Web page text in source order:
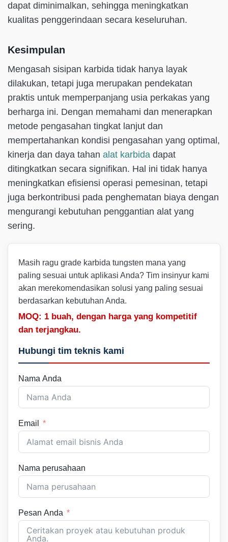
dapat diminimalkan, sehingga meningkatkan
kualitas penggerindaan secara keseluruhan.
Kesimpulan
Mengasah sisipan karbida tidak hanya layak
dilakukan, tetapi juga merupakan pendekatan
praktis untuk memperpanjang usia perkakas yang
berharga ini. Dengan memahami dan menerapkan
metode pengasahan tingkat lanjut dan
mempertahankan kondisi pengasahan yang optimal,
kinerja dan daya tahan alat karbida dapat
ditingkatkan secara signifikan. Hal ini tidak hanya
meningkatkan efisiensi operasi pemesinan, tetapi
juga berkontribusi pada penghematan biaya dengan
mengurangi kebutuhan penggantian alat yang
sering.
Masih ragu grade karbida tungsten mana yang
paling sesuai untuk aplikasi Anda? Tim insinyur kami
akan merekomendasikan solusi yang paling sesuai
berdasarkan kebutuhan Anda.
MOQ: 1 buah, dengan harga yang kompetitif
dan terjangkau.
Hubungi tim teknis kami
Nama Anda
Email
Nama perusahaan
Pesan Anda